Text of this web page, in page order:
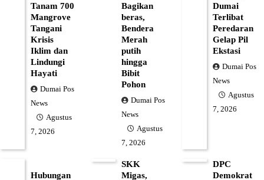
Tanam 700
Mangrove
Tangani
Krisis
Iklim dan
Lindungi
Hayati
Dumai Pos
News
Agustus
7, 2026
Bagikan
beras,
Bendera
Merah
putih
hingga
Bibit
Pohon
Dumai Pos
News
Agustus
7, 2026
Dumai
Terlibat
Peredaran
Gelap Pil
Ekstasi
Dumai Pos
News
Agustus
7, 2026
Hubungan
SKK
Migas,
DPC
Demokrat